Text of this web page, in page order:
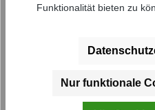
Funktionalität bieten zu
Nur funktionale